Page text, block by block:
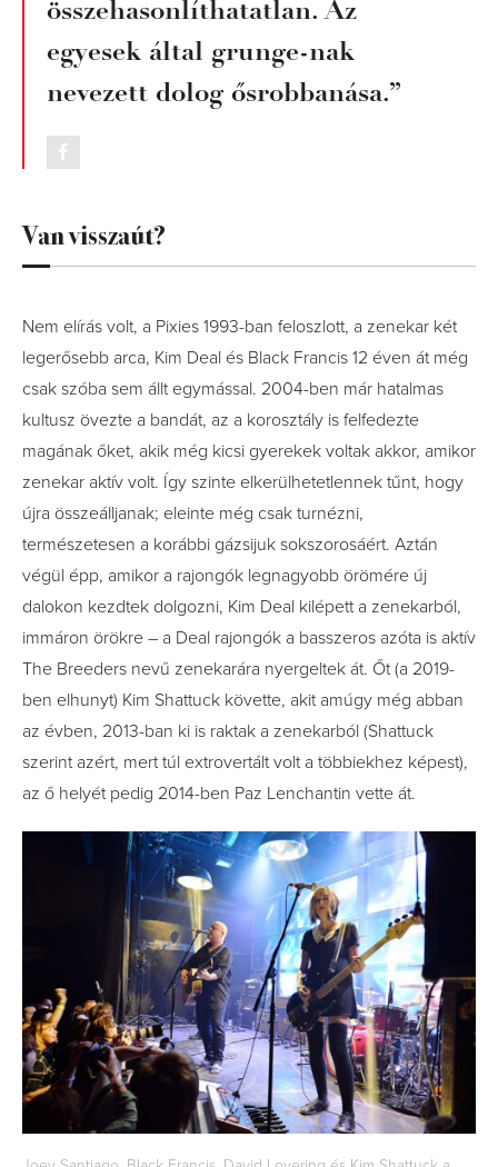
összehasonlíthatatlan. Az
egyesek által grunge-nak
nevezett dolog ősrobbanása.”
Van visszaút?
Nem elírás volt, a Pixies 1993-ban feloszlott, a zenekar két
legerősebb arca, Kim Deal és Black Francis 12 éven át még
csak szóba sem állt egymással. 2004-ben már hatalmas
kultusz övezte a bandát, az a korosztály is felfedezte
magának őket, akik még kicsi gyerekek voltak akkor, amikor
zenekar aktív volt. Így szinte elkerülhetetlennek tűnt, hogy
újra összeálljanak; eleinte még csak turnézni,
természetesen a korábbi gázsijuk sokszorosáért. Aztán
végül épp, amikor a rajongók legnagyobb örömére új
dalokon kezdtek dolgozni, Kim Deal kilépett a zenekarból,
immáron örökre – a Deal rajongók a basszeros azóta is aktív
The Breeders nevű zenekarára nyergeltek át. Őt (a 2019-
ben elhunyt) Kim Shattuck követte, akit amúgy még abban
az évben, 2013-ban ki is raktak a zenekarból (Shattuck
szerint azért, mert túl extrovertált volt a többiekhez képest),
az ő helyét pedig 2014-ben Paz Lenchantin vette át.